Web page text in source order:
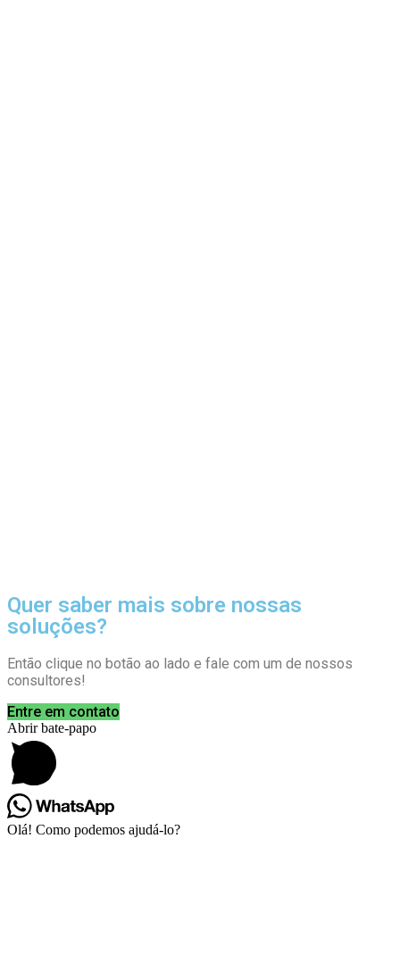
Quer saber mais sobre nossas
soluções?
Então clique no botão ao lado e fale com um de nossos
consultores!
Entre em contato
Abrir bate-papo
Olá! Como podemos ajudá-lo?